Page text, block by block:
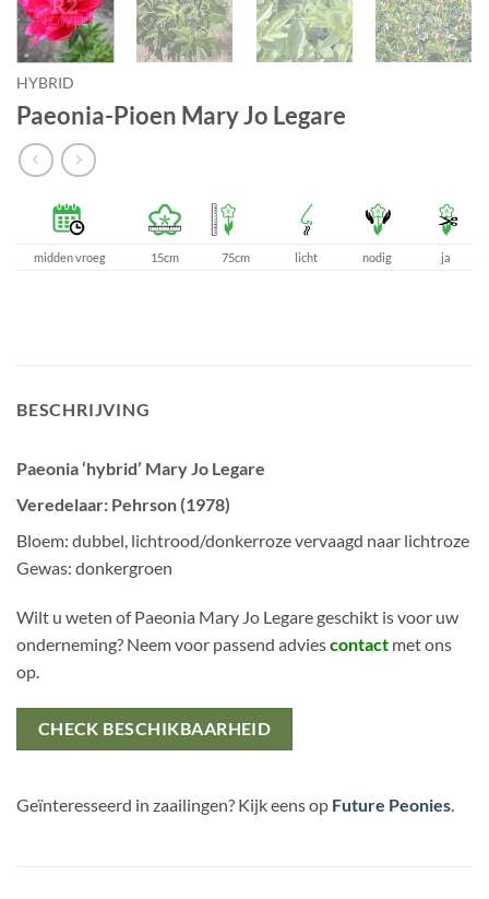
HYBRID
Paeonia-Pioen Mary Jo Legare
midden vroeg 15cm 75cm licht nodig ja
BESCHRIJVING
Paeonia ‘hybrid’ Mary Jo Legare
Veredelaar: Pehrson (1978)
Bloem: dubbel, lichtrood/donkerroze vervaagd naar lichtroze
Gewas: donkergroen
Wilt u weten of Paeonia Mary Jo Legare geschikt is voor uw
onderneming? Neem voor passend adviescontact met ons
op.
CHECK BESCHIKBAARHEID
Geïnteresseerd in zaailingen? Kijk eens op Future Peonies